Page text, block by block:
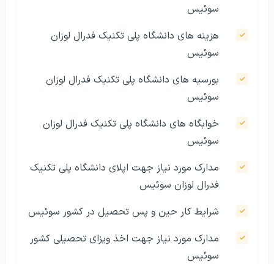
سوئیس
هزینه های دانشگاه پلی تکنیک فدرال لوزان
سوئیس
بورسیه های دانشگاه پلی تکنیک فدرال لوزان
سوئیس
خوابگاه های دانشگاه پلی تکنیک فدرال لوزان
سوئیس
مدارک مورد نیاز جهت اپلای دانشگاه پلی تکنیک
فدرال لوزان سوئيس
شرایط کار حین و پس تحصیل در کشور سوئیس
مدارک مورد نیاز جهت اخذ ویزای تحصیلی کشور
سوئيس